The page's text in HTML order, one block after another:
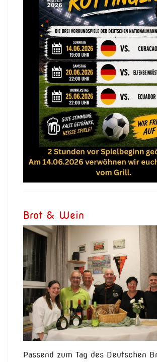
Brot & Wein
Passend zum Tag des Deutschen